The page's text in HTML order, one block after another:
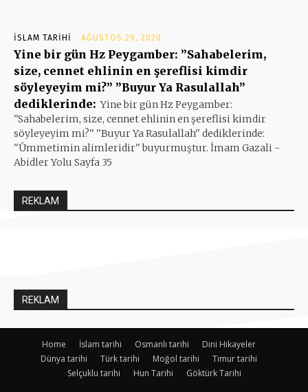
İSLAM TARIHI AĞUSTOS 29, 2020
Yine bir gün Hz Peygamber: ”Sahabelerim,
size, cennet ehlinin en şereflisi kimdir
söyleyeyim mi?” ”Buyur Ya Rasulallah”
dediklerinde: Yine bir gün Hz Peygamber:
''Sahabelerim, size, cennet ehlinin en şereflisi kimdir
söyleyeyim mi?'' ''Buyur Ya Rasulallah'' dediklerinde:
''Ümmetimin alimleridir'' buyurmuştur. İmam Gazali -
Abidler Yolu Sayfa 35
REKLAM
REKLAM
Home İslam tarihi Osmanlı tarihi
Dini Hikayeler
Dünya tarihi
Türk tarihi Moğol tarihi
Timur tarihi
Selçuklu tarihi
Hun Tarihi Göktürk Tarihi